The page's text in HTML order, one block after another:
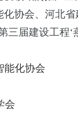
协会、 河北
三届建设工程‘
能化协会
会